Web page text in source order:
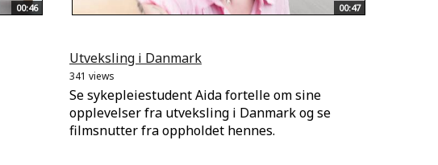
00:46 00:47
Utveksling i Danmark
341 views
Se sykepleiestudent Aida fortelle om sine
opplevelser fra utveksling i Danmark og se
filmsnutter fra oppholdet hennes.